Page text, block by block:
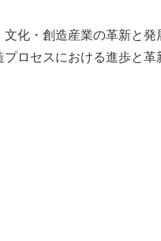
文化・創造産業の革新と発
プロセスにおける進歩と革